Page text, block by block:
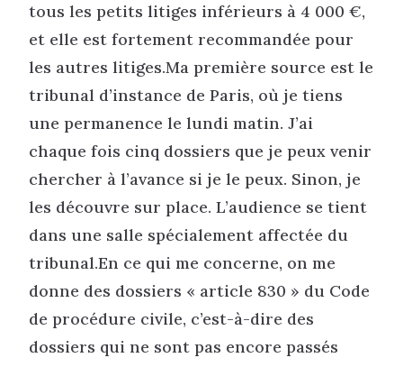
tous les petits litiges inférieurs à 4 000 €,
et elle est fortement recommandée pour
les autres litiges.Ma première source est le
tribunal d’instance de Paris, où je tiens
une permanence le lundi matin. J’ai
chaque fois cinq dossiers que je peux venir
chercher à l’avance si je le peux. Sinon, je
les découvre sur place. L’audience se tient
dans une salle spécialement affectée du
tribunal.En ce qui me concerne, on me
donne des dossiers « article 830 » du Code
de procédure civile, c’est-à-dire des
dossiers qui ne sont pas encore passés